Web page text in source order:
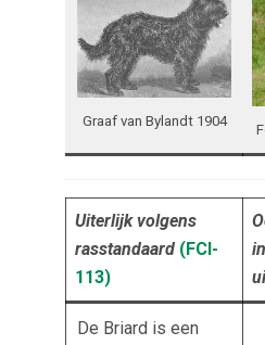
Graaf van Bylandt 1904
Uiterlijk volgens
rasstandaard (FCI-
113)
De Briard is een